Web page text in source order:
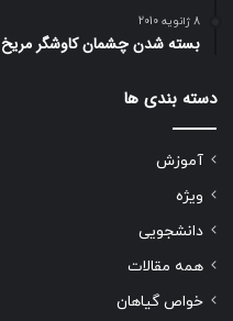
8 ژانویه 2010
بسته شدن چشمان کاوشگر مريخ
دسته بندی ها
آموزش
ویژه
دانشجویی
همه مقالات
خواص گیاهان